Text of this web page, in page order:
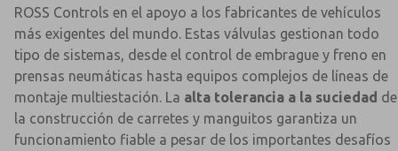
ROSS Controls en el apoyo a los fabricantes de vehículos
más exigentes del mundo. Estas válvulas gestionan todo
tipo de sistemas, desde el control de embrague y freno en
prensas neumáticas hasta equipos complejos de líneas de
montaje multiestación. La alta tolerancia a la suciedad de
la construcción de carretes y manguitos garantiza un
funcionamiento fiable a pesar de los importantes desafíos